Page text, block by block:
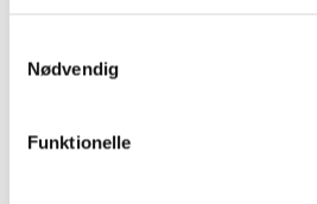
Nødvendig
Funktionelle